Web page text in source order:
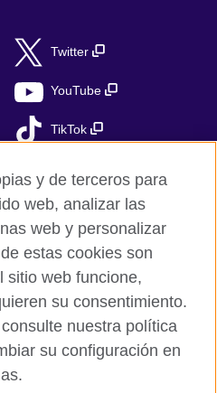
Twitter
YouTube
TikTok
y de terceros para
web, analizar las
web y personalizar
estas cookies son
sitio web funcione,
su consentimiento.
nuestra política
su configuración en